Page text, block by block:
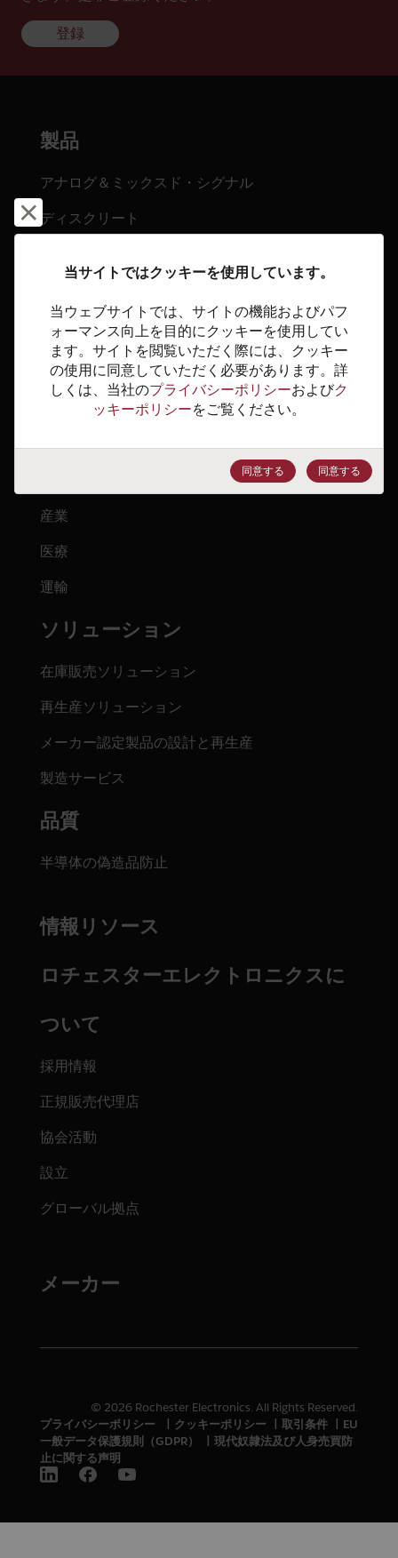
登録
却下して閉じる
当サイトではクッキーを使用しています。
当ウェブサイトでは、サイトの機能およびパフ
ォーマンス向上を目的にクッキーを使用してい
ます。サイトを閲覧いただく際には、クッキー
の使用に同意していただく必要があります。詳
しくは、当社のプライバシーポリシーおよびク
ッキーポリシーをご覧ください。
同意する 同意する
製品
アナログ＆ミックスド・シグナル
ディスクリート
オプトエレクトロニクス
プロセッサ&周辺デバイス
マーケット
航空宇宙および軍事
産業
医療
運輸
ソリューション
在庫販売ソリューション
再生産ソリューション
メーカー認定製品の設計と再生産
製造サービス
品質
半導体の偽造品防止
情報リソース
ロチェスターエレクトロニクスに
ついて
採用情報
正規販売代理店
協会活動
設立
グローバル拠点
メーカー
© 2026 Rochester Electronics. All Rights Reserved.
プライバシーポリシー
クッキーポリシー 取引条件
EU
一般データ保護規則（GDPR）
現代奴隷法及び人身売買防
止に関する声明